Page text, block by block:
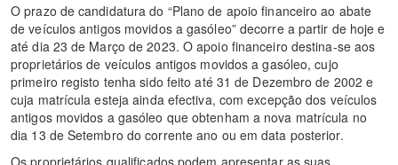
O prazo de candidatura do “Plano de apoio financeiro ao abate
de veículos antigos movidos a gasóleo” decorre a partir de hoje e
até dia 23 de Março de 2023. O apoio financeiro destina-se aos
proprietários de veículos antigos movidos a gasóleo, cujo
primeiro registo tenha sido feito até 31 de Dezembro de 2002 e
cuja matrícula esteja ainda efectiva, com excepção dos veículos
antigos movidos a gasóleo que obtenham a nova matrícula no
dia 13 de Setembro do corrente ano ou em data posterior.
Os proprietários qualificados podem apresentar as suas